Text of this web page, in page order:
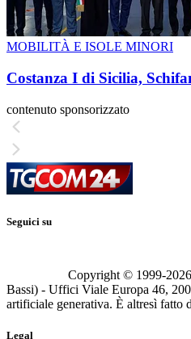
MOBILITÀ E ISOLE MINORI
Costanza I di Sicilia,
contenuto sponsorizzato
Seguici su
Copyright © 1999-2026
Bassi) - Uffici Viale Europa 46,
artificiale generativa. È altresì fatto
Legal